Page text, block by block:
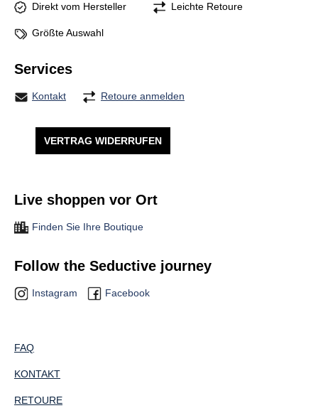
Direkt vom Hersteller Leichte Retoure
Größte Auswahl
Services
Kontakt Retoure anmelden
VERTRAG WIDERRUFEN
Live shoppen vor Ort
Finden Sie Ihre Boutique
Follow the Seductive journey
Instagram Facebook
FAQ
KONTAKT
RETOURE